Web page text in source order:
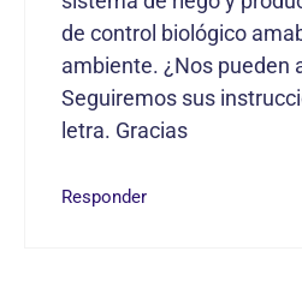
de control biológico
ambiente. ¿Nos pueden
Seguiremos sus
letra. Gracias
Responder